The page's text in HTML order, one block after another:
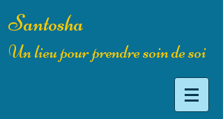
Santosha
Un lieu pour prendre soin de soi